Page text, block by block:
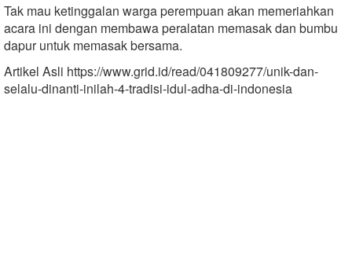
Tak mau ketinggalan warga perempuan akan memeriahkan
acara ini dengan membawa peralatan memasak dan bumbu
dapur untuk memasak bersama.
Artikel Asli https://www.grid.id/read/041809277/unik-dan-
selalu-dinanti-inilah-4-tradisi-idul-adha-di-indonesia